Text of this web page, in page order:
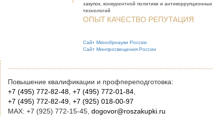
закупок, конкурентной политики и антикоррупционных
технологий
ОПЫТ КАЧЕСТВО РЕПУТАЦИЯ
Сайт Минобрнауки России
Сайт Минпросвещения России
Повышение квалификации и профпереподготовка:
+7 (495) 772-82-48, +7 (495) 772-01-84,
+7 (495) 772-82-49, +7 (925) 018-00-97
MAX: +7 (925) 772-15-45, dogovor@roszakupki.ru